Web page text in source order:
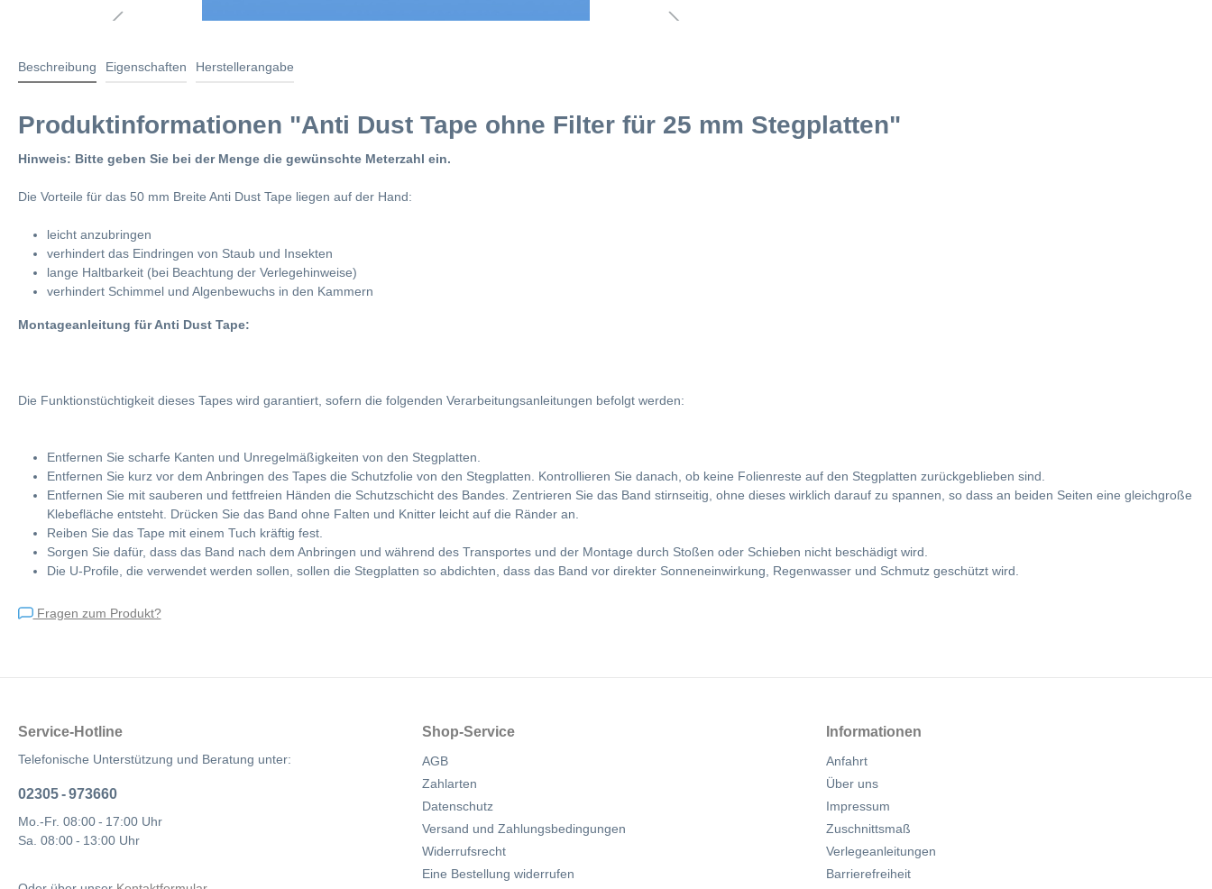
Beschreibung Eigenschaften Herstellerangabe
Produktinformationen "Anti Dust Tape ohne Filter für 25 mm Stegplatten"
Hinweis: Bitte geben Sie bei der Menge die gewünschte Meterzahl ein.
Die Vorteile für das 50 mm Breite Anti Dust Tape liegen auf der Hand:
leicht anzubringen
verhindert das Eindringen von Staub und Insekten
lange Haltbarkeit (bei Beachtung der Verlegehinweise)
verhindert Schimmel und Algenbewuchs in den Kammern
Montageanleitung für Anti Dust Tape:
Die Funktionstüchtigkeit dieses Tapes wird garantiert, sofern die folgenden Verarbeitungsanleitungen befolgt werden:
Entfernen Sie scharfe Kanten und Unregelmäßigkeiten von den Stegplatten.
Entfernen Sie kurz vor dem Anbringen des Tapes die Schutzfolie von den Stegplatten. Kontrollieren Sie danach, ob keine Folienreste auf den Stegplatten zurückgeblieben sind.
Entfernen Sie mit sauberen und fettfreien Händen die Schutzschicht des Bandes. Zentrieren Sie das Band stirnseitig, ohne dieses wirklich darauf zu spannen, so dass an beiden Seiten eine gleichgroße
Klebefläche entsteht. Drücken Sie das Band ohne Falten und Knitter leicht auf die Ränder an.
Reiben Sie das Tape mit einem Tuch kräftig fest.
Sorgen Sie dafür, dass das Band nach dem Anbringen und während des Transportes und der Montage durch Stoßen oder Schieben nicht beschädigt wird.
Die U-Profile, die verwendet werden sollen, sollen die Stegplatten so abdichten, dass das Band vor direkter Sonneneinwirkung, Regenwasser und Schmutz geschützt wird.
Fragen zum Produkt?
Service-Hotline
Telefonische Unterstützung und Beratung unter:
02305 - 973660
Mo.-Fr. 08:00 - 17:00 Uhr
Sa. 08:00 - 13:00 Uhr
Shop-Service
AGB
Zahlarten
Datenschutz
Versand und Zahlungsbedingungen
Widerrufsrecht
Eine Bestellung widerrufen
Informationen
Anfahrt
Über uns
Impressum
Zuschnittsmaß
Verlegeanleitungen
Barrierefreiheit